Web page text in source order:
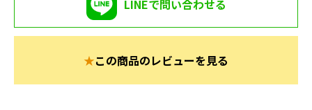
LINEで問い合わせる
★この商品のレビューを見る